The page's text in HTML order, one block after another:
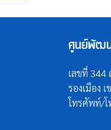
ศูนย์พัฒน
เลขที่ 344
รองเมือง
โทรศัพท์/โ